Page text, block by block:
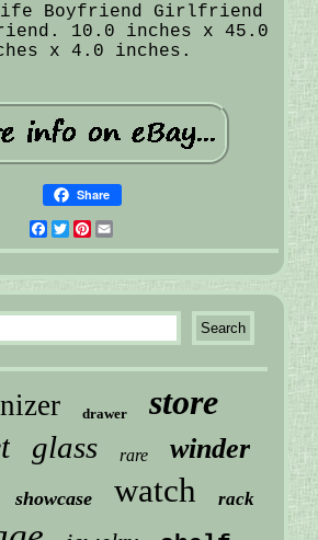
Boyfriend Girlfriend
10.0 inches x 45.0
x 4.0 inches.
Share
Facebook
Twitter
Pinterest
drawer store
glass rare winder
showcase watch rack